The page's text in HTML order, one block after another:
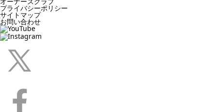
プライバシーポリシー
サイトマップ
お問い合わせ